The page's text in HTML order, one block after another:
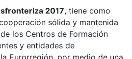
2017, tiene como
sólida y mantenida
los Centros de Formación
y entidades de